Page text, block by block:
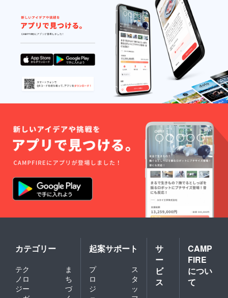
10 11 12 13
次のページ
カテゴリー
テク
ノロ
ジー
ま
ち
づ
起案サポート
プ
ロ
ジ
ス
タ
ッ
サ
ー
ビ
ス
CAMP
FIRE
につい
て